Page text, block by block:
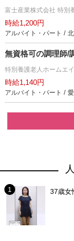
富士産業株式会社 特別
時給1,200円
アルバイト・パート /
無資格可の調理師/
特別養護老人ホームエ
時給1,140円
アルバイト・パート /
37歳女